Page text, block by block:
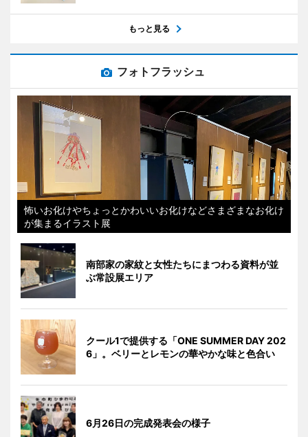
もっと見る
フォトフラッシュ
怖いお化けやちょっとかわいいお化けなどさまざまなお化け
が集まるイラスト展
南部家の家紋と女性たちにまつわる資料が並
ぶ常設展エリア
クール1で提供する「ONE SUMMER DAY 202
6」。ベリーとレモンの華やかな味と色合い
6月26日の完成発表会の様子